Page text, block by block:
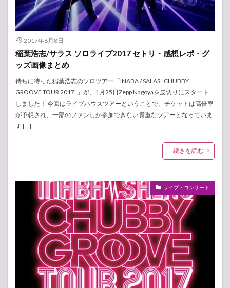
2017年8月8日
稲葉浩志/サラス ソロライブ2017 セトリ・感想レポ・グ
ッズ画像まとめ
待ちに待った稲葉浩志のソロツアー「INABA / SALAS “CHUBBY
GROOVE TOUR 2017”」が、1月25日Zepp Nagoyaを皮切りにスタート
しました！ 今回はライブハウスツアーということで、チケットは高倍率
が予想され、一部のファンしか参加できない貴重なツアーとなっていま
す […]
続きを読む
ライブ・コンサート